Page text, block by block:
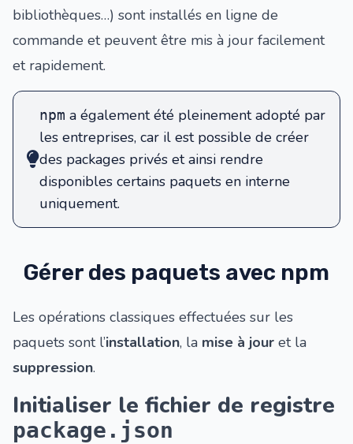
bibliothèques…) sont installés en ligne de
commande et peuvent être mis à jour facilement
et rapidement.
npm a également été pleinement adopté par
les entreprises, car il est possible de créer
des packages privés et ainsi rendre
disponibles certains paquets en interne
uniquement.
Gérer des paquets avec npm
Les opérations classiques effectuées sur les
paquets sont l’installation, la mise à jour et la
suppression.
Initialiser le fichier de registre
package.json